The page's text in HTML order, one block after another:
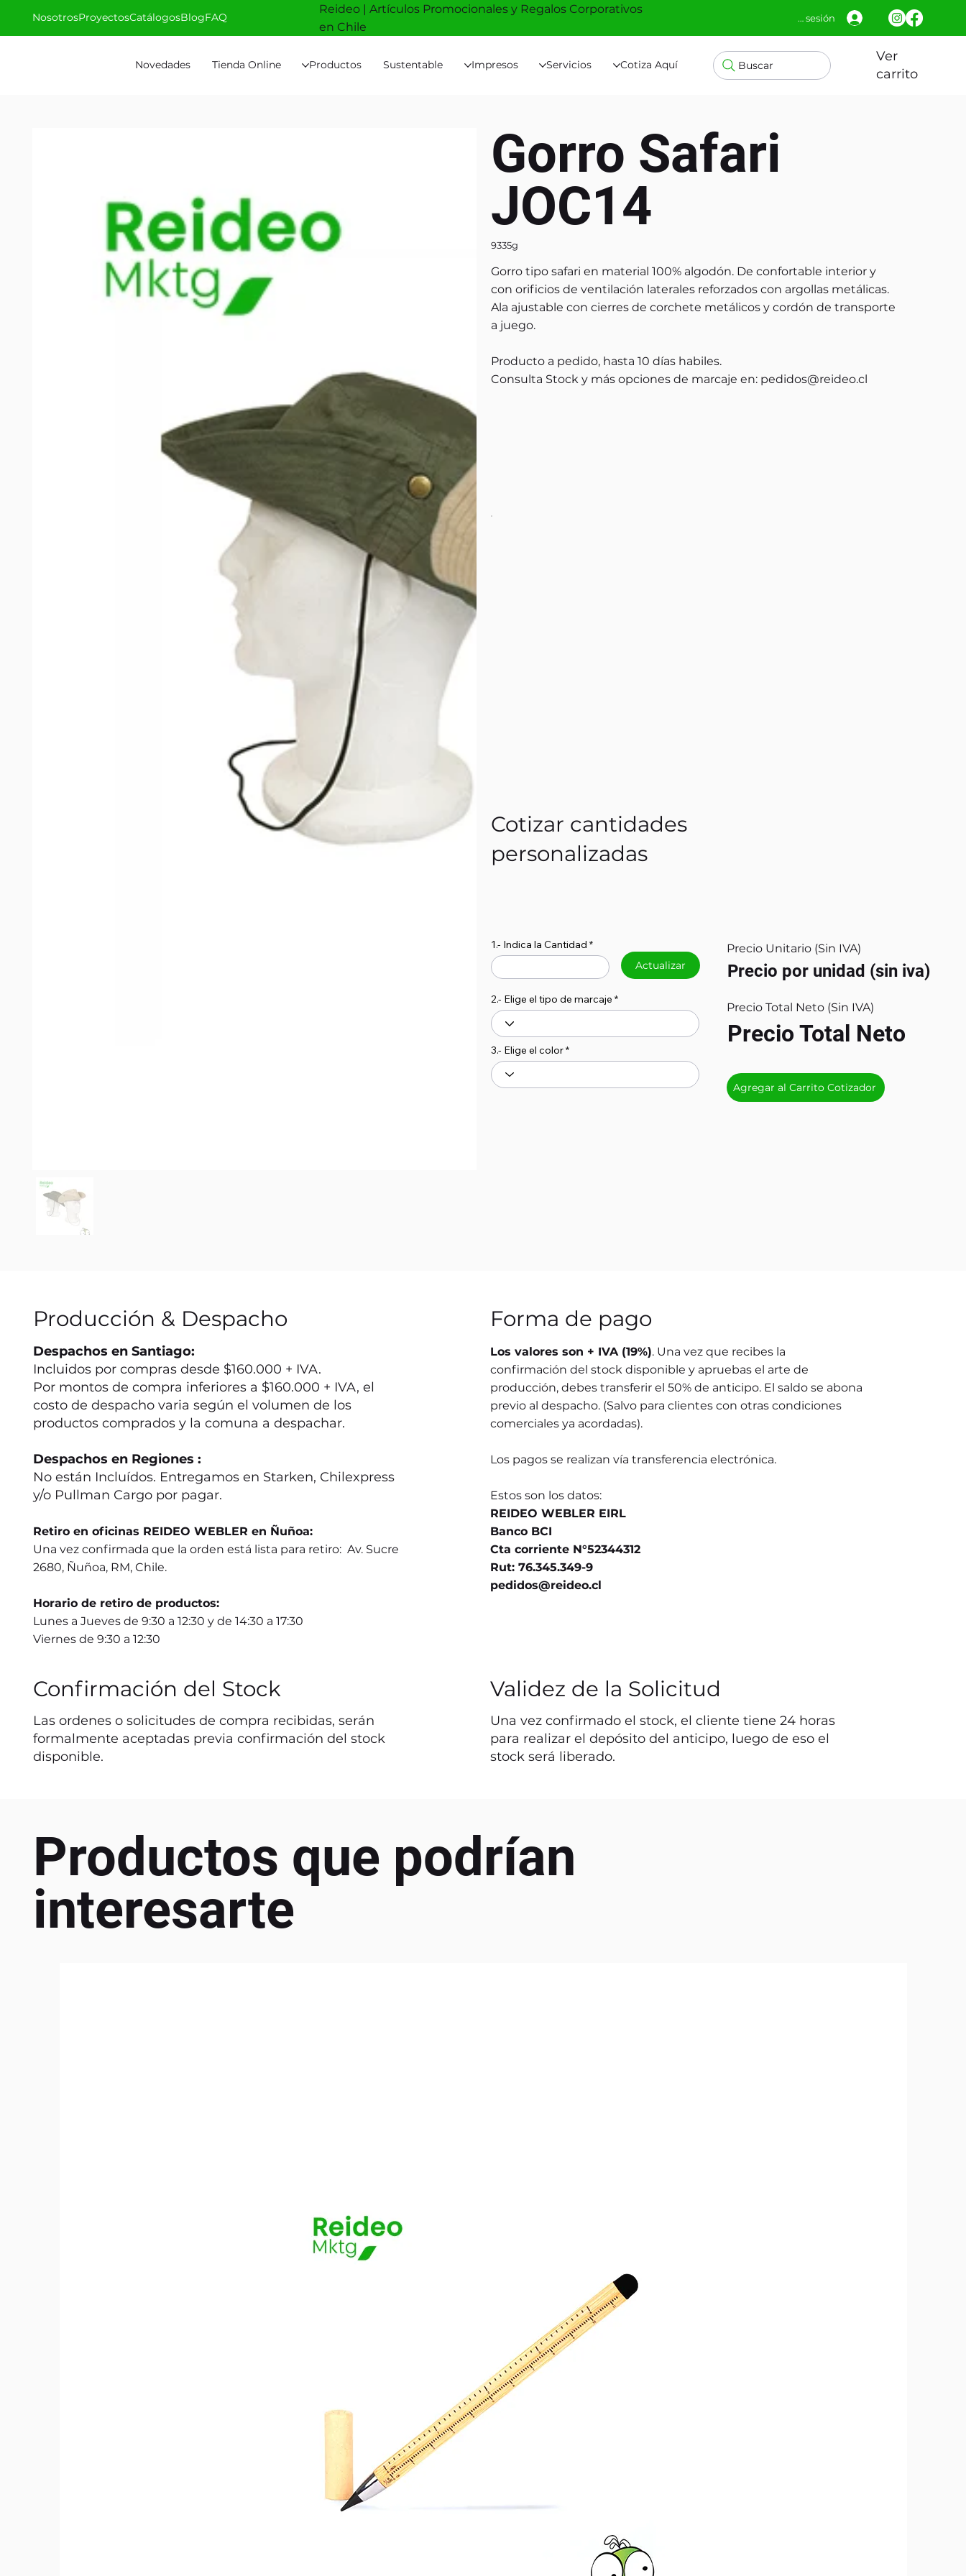
Novedades Tienda Online Productos Sustentable Impresos Servicios Cotiza Aquí Buscar
Ver
carrito
NosotrosProyectosCatálogosBlogFAQ
Reideo | Artículos Promocionales y Regalos Corporativos
en Chile
Iniciar sesión
Gorro Safari
JOC14
9335g
Gorro tipo safari en material 100% algodón. De confortable interior y
con orificios de ventilación laterales reforzados con argollas metálicas.
Ala ajustable con cierres de corchete metálicos y cordón de transporte
a juego.
Producto a pedido, hasta 10 días habiles.
Consulta Stock y más opciones de marcaje en: pedidos@reideo.cl
Cotizar cantidades
personalizadas
1.- Indica la Cantidad
Actualizar
2.- Elige el tipo de marcaje
3.- Elige el color
Precio Unitario (Sin IVA)
Precio por unidad (sin iva)
Precio Total Neto (Sin IVA)
Precio Total Neto
Agregar al Carrito Cotizador
Producción & Despacho
Despachos en Santiago:
Incluidos por compras desde $160.000 + IVA.
Por montos de compra inferiores a $160.000 + IVA, el
costo de despacho varia según el volumen de los
productos comprados y la comuna a despachar.
Despachos en Regiones :
No están Incluídos. Entregamos en Starken, Chilexpress
y/o Pullman Cargo por pagar.
Retiro en oficinas REIDEO WEBLER en Ñuñoa:
Una vez confirmada que la orden está lista para retiro: Av. Sucre
2680, Ñuñoa, RM, Chile.
Horario de retiro de productos:
Lunes a Jueves de 9:30 a 12:30 y de 14:30 a 17:30
Viernes de 9:30 a 12:30
Forma de pago
Los valores son + IVA (19%). Una vez que recibes la
confirmación del stock disponible y apruebas el arte de
producción, debes transferir el 50% de anticipo. El saldo se abona
previo al despacho. (Salvo para clientes con otras condiciones
comerciales ya acordadas).
Los pagos se realizan vía transferencia electrónica.
Estos son los datos:
REIDEO WEBLER EIRL
Banco BCI
Cta corriente N°52344312
Rut: 76.345.349-9
pedidos@reideo.cl
Confirmación del Stock
Las ordenes o solicitudes de compra recibidas, serán
formalmente aceptadas previa confirmación del stock
disponible.
Validez de la Solicitud
Una vez confirmado el stock, el cliente tiene 24 horas
para realizar el depósito del anticipo, luego de eso el
stock será liberado.
Productos que podrían
interesarte